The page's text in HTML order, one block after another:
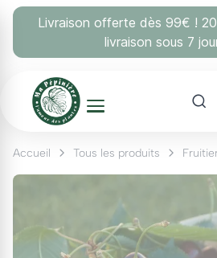
Livraison offerte dès 99€ !
livraison sous 7
Accueil Tous les produits
Panneau de gestion des cookies